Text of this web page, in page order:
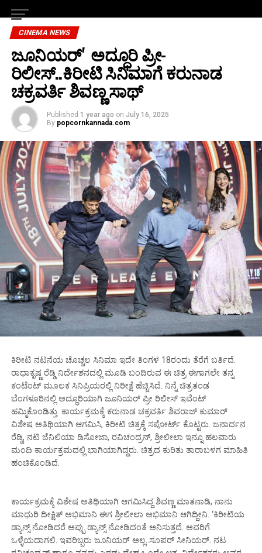
CINEMA NEWS
ಜೂನಿಯರ್‌ʼ ಅದ್ಧೂರಿ ಪ್ರೀ-
ರಿಲೀಸ್..ಕಿರೀಟಿ ಸಿನಿಮಾಗೆ ಕರುನಾಡ
ಚಕ್ರವರ್ತಿ ಶಿವಣ್ಣ ಸಾಥ್
Published 1 year ago on July 16, 2025
By popcornkannada.com
ಕಿರೀಟಿ ನಟನೆಯ ಚೊಚ್ಚಲ ಸಿನಿಮಾ ಇದೇ ತಿಂಗಳ 18ರಂದು ತೆರೆಗೆ ಬರ್ತಿದೆ.
ರಾಧಾಕೃಷ್ಣ ರೆಡ್ಡಿ ನಿರ್ದೇಶನದಲ್ಲಿ ಮೂಡಿ ಬಂದಿರುವ ಈ ಚಿತ್ರ ಈಗಾಗಲೇ ತನ್ನ
ಕಂಟೆಂಟ್‌ ಮೂಲಕ ಸಿನಿಪ್ರಿಯರಲ್ಲಿ ನಿರೀಕ್ಷೆ ಹೆಚ್ಚಿಸಿದೆ. ನಿನ್ನೆ ಚಿತ್ರತಂಡ
ಬೆಂಗಳೂರಿನಲ್ಲಿ ಅದ್ಧೂರಿಯಾಗಿ ಜೂನಿಯರ್‌ ಪ್ರೀ ರಿಲೀಸ್‌ ಇವೆಂಟ್‌
ಹಮ್ಮಿಕೊಂಡಿತ್ತು. ಕಾರ್ಯಕ್ರಮಕ್ಕೆ ಕರುನಾಡ ಚಕ್ರವರ್ತಿ ಶಿವರಾಜ್‌ ಕುಮಾರ್‌
ವಿಶೇಷ ಅತಿಥಿಯಾಗಿ ಆಗಮಿಸಿ, ಕಿರೀಟಿ ಚಿತ್ರಕ್ಕೆ ಸಪೋರ್ಟ್‌ ಕೊಟ್ಟರು. ಜನಾರ್ದನ
ರೆಡ್ಡಿ, ನಟಿ ಜೆನಿಲಿಯಾ ಡಿಸೋಜಾ, ರವಿಚಂದ್ರನ್, ಶ್ರೀಲೀಲಾ ಇನ್ನೂ ಹಲವಾರು
ಮಂದಿ ಕಾರ್ಯಕ್ರಮದಲ್ಲಿ ಭಾಗಿಯಾಗಿದ್ದರು. ಚಿತ್ರದ ಕುರಿತು ತಾರಾಬಳಗ ಮಾಹಿತಿ
ಹಂಚಿಕೊಂಡಿದೆ.
ಕಾರ್ಯಕ್ರಮಕ್ಕೆ ವಿಶೇಷ ಅತಿಥಿಯಾಗಿ ಆಗಮಿಸಿದ್ದ ಶಿವಣ್ಣ ಮಾತನಾಡಿ, ನಾನು
ಮಾಧುರಿ ದೀಕ್ಷಿತ್ ಅಭಿಮಾನಿ ಈಗ ಶ್ರೀಲೀಲಾ ಅಭಿಮಾನಿ ಆಗಿದ್ದೀನಿ. ‘ಕಿರೀಟಿಯ
ಡ್ಯಾನ್ಸ್ ನೋಡಿದರೆ ಅಪ್ಪು ಡ್ಯಾನ್ಸ್ ನೋಡಿದಂತೆ ಅನಿಸುತ್ತದೆ. ಅವರಿಗೆ
ಒಳ್ಳೆಯದಾಗಲಿ. ಇವರಿಬ್ಬರು ಜೂನಿಯರ್‌ ಅಲ್ಲ..ಸೂಪರ್‌ ಸೀನಿಯರ್‌. ನಟ